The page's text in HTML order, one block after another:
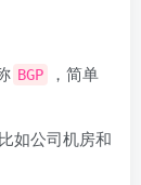
BGP
，简单
如公司机房和